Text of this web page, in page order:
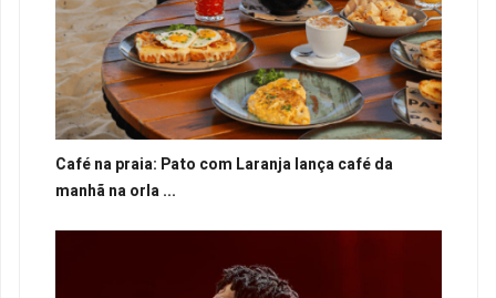
Café na praia: Pato com Laranja lança café da
manhã na orla ...